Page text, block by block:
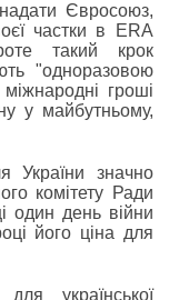
Євросоюз,
частки в ERA
такий крок
"одноразовою
гроші
у майбутньому,
України значно
комітету Ради
один день війни
його ціна для
української